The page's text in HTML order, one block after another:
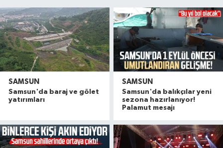
SAMSUN
Samsun'da baraj ve gölet
yatırımları
SAMSUN
Samsun'da balıkçılar yeni
sezona hazırlanıyor!
Palamut mesajı